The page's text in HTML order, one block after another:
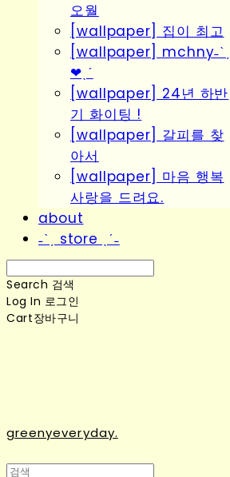
오월
[wallpaper] 집이 최고
[wallpaper] mchny˗ˋˏ
❤︎ˎˊ
[wallpaper] 24년 하반
기 화이팅 !
[wallpaper] 갈피를 찾
아서
[wallpaper] 마음 행복
사랑을 드려요.
about
˗ˋˏ store ˎˊ˗
Search 검색
Log In 로그인
Cart장바구니
greenyeveryday.